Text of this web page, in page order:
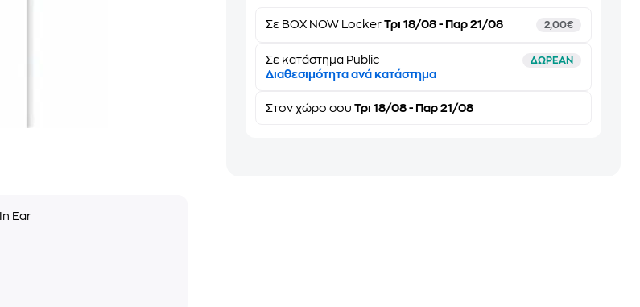
In Ear
Σε BOX NOW Locker Τρι 18/08 - Παρ 21/08 2,00€
Σε κατάστημα Public ΔΩΡΕΑΝ
Διαθεσιμότητα ανά κατάστημα
Στονχώρο σου Τρι 18/08 - Παρ 21/08